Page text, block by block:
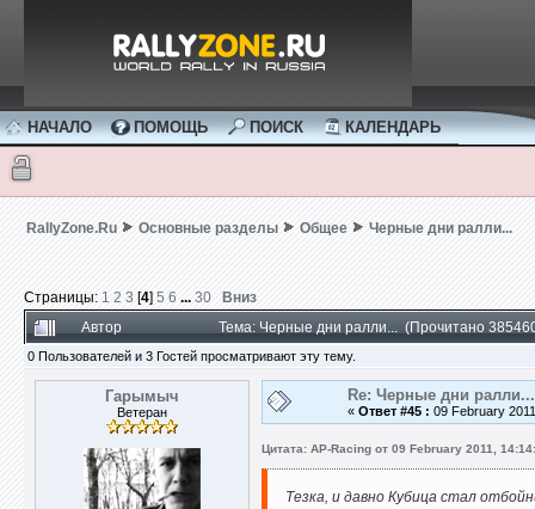
НАЧАЛО ПОМОЩЬ ПОИСК КАЛЕНДАРЬ
RallyZone.Ru Основные разделы Общее Черные дни ралли...
Страницы: 1 2 3 [4] 5 6 ... 30
Вниз
Автор
Тема: Черные дни ралли... (Прочитано
0 Пользователей и 3 Гостей просматривают эту тему.
Гарымыч
Ветеран
Re: Черные дни ралли...
« Ответ #45 : 09 February
Цитата: AP-Racing от 09 February 2011,
Тезка, и давно Кубица стал